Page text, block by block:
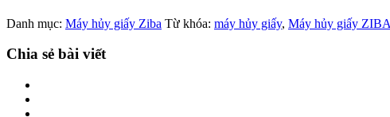
Danh mục: Máy hủy giấy Ziba Từ khóa: máy hủy giấy, Máy hủy giấy
Chia sẻ bài viết